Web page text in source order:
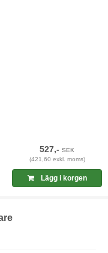
527,-SEK
(421,60 exkl. moms)
Lägg i korgen